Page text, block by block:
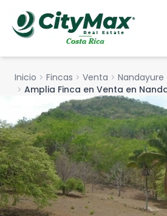
Inicio chevron_right Fincas chevron_right Venta chevron_right Nandayure
chevron_right Amplia Finca en Venta en